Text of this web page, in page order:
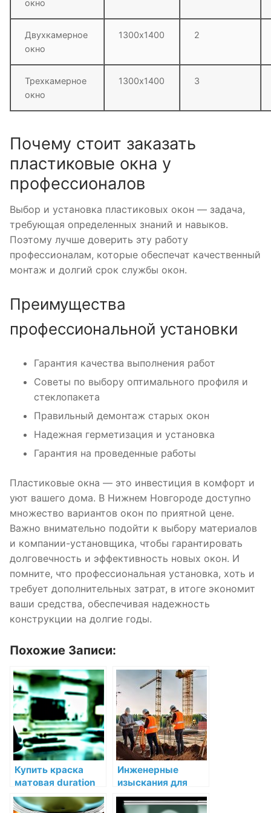
окно
Двухкамерное
окно
1300х1400 2
Трехкамерное
окно
1300х1400 3
Почему стоит заказать
пластиковые окна у
профессионалов
Выбор и установка пластиковых окон — задача,
требующая определенных знаний и навыков.
Поэтому лучше доверить эту работу
профессионалам, которые обеспечат качественный
монтаж и долгий срок службы окон.
Преимущества
профессиональной установки
Гарантия качества выполнения работ
Советы по выбору оптимального профиля и
стеклопакета
Правильный демонтаж старых окон
Надежная герметизация и установка
Гарантия на проведенные работы
Пластиковые окна — это инвестиция в комфорт и
уют вашего дома. В Нижнем Новгороде доступно
множество вариантов окон по приятной цене.
Важно внимательно подойти к выбору материалов
и компании-установщика, чтобы гарантировать
долговечность и эффективность новых окон. И
помните, что профессиональная установка, хоть и
требует дополнительных затрат, в итоге экономит
ваши средства, обеспечивая надежность
конструкции на долгие годы.
Похожие Записи:
Купить краска
матовая duration
home interior
acrylic latex matte
Инженерные
изыскания для
строительства в
Москве и